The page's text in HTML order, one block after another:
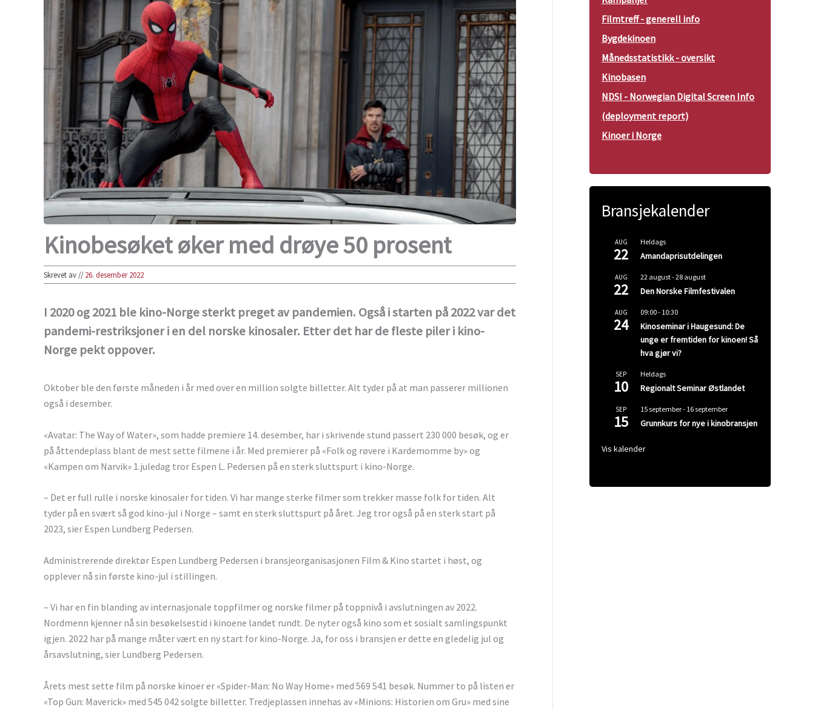
Kinobesøket øker med drøye 50 prosent
Skrevet av //26. desember 2022
I 2020 og 2021 ble kino-Norge sterkt preget av pandemien. Også i starten på 2022 var det
pandemi-restriksjoner i en del norske kinosaler. Etter det har de fleste piler i kino-
Norge pekt oppover.
Oktober ble den første måneden i år med over en million solgte billetter. Alt tyder på at man passerer millionen
også i desember.
«Avatar: The Way of Water», som hadde premiere 14. desember, har i skrivende stund passert 230 000 besøk, og er
på åttendeplass blant de mest sette filmene i år. Med premierer på «Folk og røvere i Kardemomme by» og
«Kampen om Narvik» 1.juledag tror Espen L. Pedersen på en sterk sluttspurt i kino-Norge.
– Det er full rulle i norske kinosaler for tiden. Vi har mange sterke filmer som trekker masse folk for tiden. Alt
tyder på en svært så god kino-jul i Norge – samt en sterk sluttspurt på året. Jeg tror også på en sterk start på
2023, sier Espen Lundberg Pedersen.
Administrerende direktør Espen Lundberg Pedersen i bransjeorganisasjonen Film & Kino startet i høst, og
opplever nå sin første kino-jul i stillingen.
– Vi har en fin blanding av internasjonale toppfilmer og norske filmer på toppnivå i avslutningen av 2022.
Nordmenn kjenner nå sin besøkelsestid i kinoene landet rundt. De nyter også kino som et sosialt samlingspunkt
igjen. 2022 har på mange måter vært en ny start for kino-Norge. Ja, for oss i bransjen er dette en gledelig jul og
årsavslutning, sier Lundberg Pedersen.
Årets mest sette film på norske kinoer er «Spider-Man: No Way Home» med 569 541 besøk. Nummer to på listen er
«Top Gun: Maverick» med 545 042 solgte billetter. Tredjeplassen innehas av «Minions: Historien om Gru» med sine
Filmtreff - generell info
Bygdekinoen
Månedsstatistikk - oversikt
Kinobasen
NDSI - Norwegian Digital Screen Info
(deployment report)
Kinoer i Norge
Bransjekalender
AUG
22
Heldags
Amandaprisutdelingen
AUG
22
22 august-28 august
Den Norske Filmfestivalen
AUG
24
09:00- 10:30
Kinoseminar i Haugesund: De
unge er fremtiden for kinoen! Så
hva gjør vi?
SEP
10
Heldags
Regionalt Seminar Østlandet
SEP
15
15 september- 16 september
Grunnkurs for nye i kinobransjen
Vis kalender